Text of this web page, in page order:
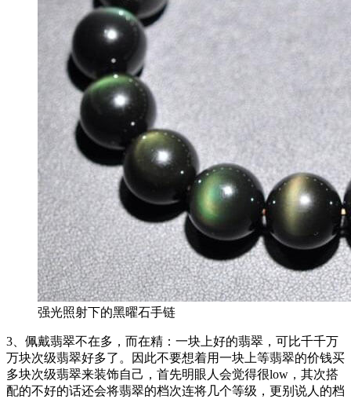
强光照射下的黑曜石手链
3、佩戴翡翠不在多，而在精：一块上好的翡翠，可比千千万
万块次级翡翠好多了。因此不要想着用一块上等翡翠的价钱买
多块次级翡翠来装饰自己，首先明眼人会觉得很low，其次搭
配的不好的话还会将翡翠的档次连将几个等级，更别说人的档